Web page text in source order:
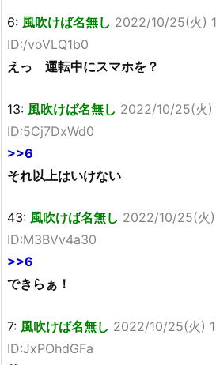
6: 風吹けば名無し 2022/10/25(火)
ID:/voVLQ1b0
えっ 運転中にスマホを？
13: 風吹けば名無し 2022/10/25(火)
ID:5Cj7DxWd0
>>6
それ以上はいけない
43: 風吹けば名無し 2022/10/25(火
ID:M3BVv4a30
>>6
できらぁ！
7: 風吹けば名無し 2022/10/25(火)
ID:JxPOhdGFa